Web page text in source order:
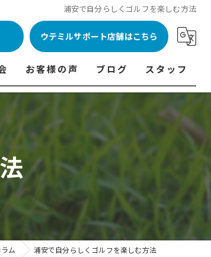
浦安で自分らしくゴルフを楽しむ方法
ウテミルサポート店舗はこちら
料金表
・・・
試打会 商品ラインナップ一覧
お客様の声
フィッテイング・試打会参加者の声
ブログ スタッフ
代表あいさつ
ム 浦安で自分らしくゴルフを楽しむ方法